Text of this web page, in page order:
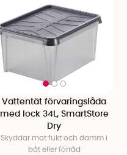
Vattentät förvaringslåda
med lock 34L, SmartStore
Dry
Skyddar mot fukt och damm i
båt eller förråd